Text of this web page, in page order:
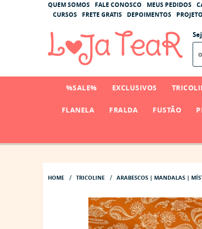
QUEM SOMOS FALE CONOSCO MEUS PEDIDOS
CURSOS
FRETE GRATIS DEPOIMENTOS
%SALE% EXCLUSIVOS
FLANELA FRALDA FUSTÃO
HOME TRICOLINE ARABESCOS | MANDALAS |